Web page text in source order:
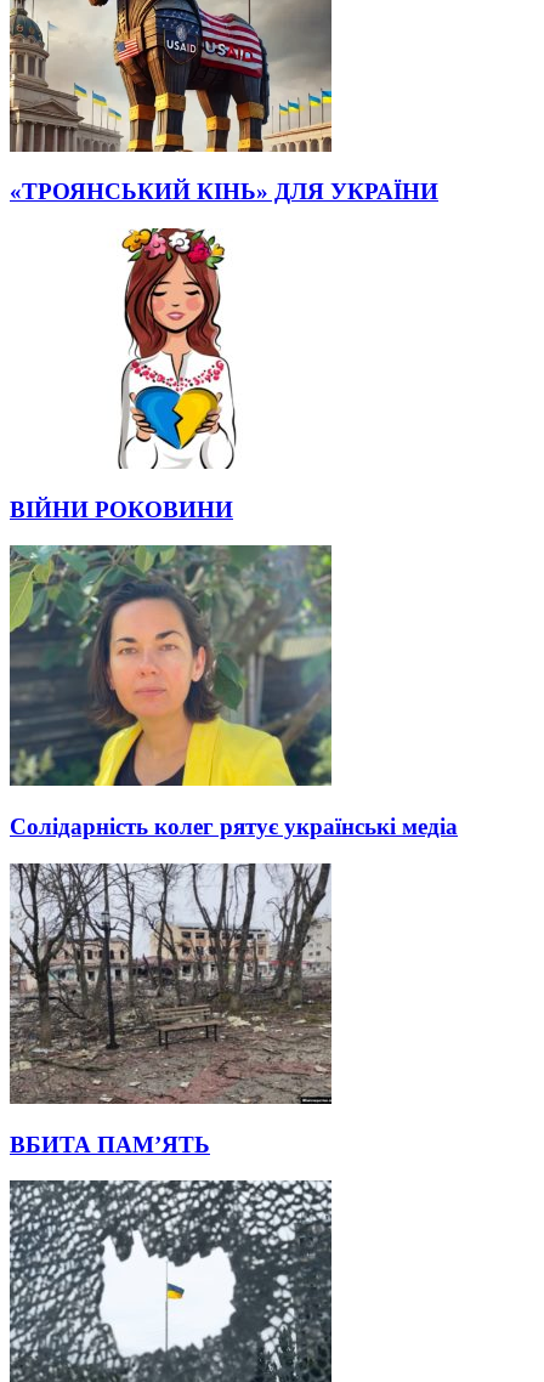
«ТРОЯНСЬКИЙ КІНЬ» ДЛЯ УКРАЇНИ
ВІЙНИ РОКОВИНИ
Солідарність колег рятує українські медіа
ВБИТА ПАМ’ЯТЬ